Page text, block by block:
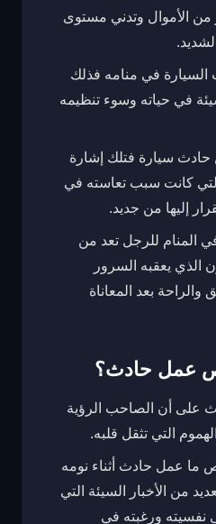
من الأموال وتدني مستوى
السيارة في منامه فذلك
في حياته وسوء تنظيمه
حادث سيارة فتلك إشارة
كانت سبب تعاسته في
إليها من جديد.
المنام للرجل تعد من
الذي يعقبه السرور
والراحة بعد المعاناة
عمل حادث؟
أن الصاحب الرؤية
التي تثقل قلبه.
ما عمل حادث أثناء نومه
من الأخبار السيئة التي
نفسيته ورغبته في